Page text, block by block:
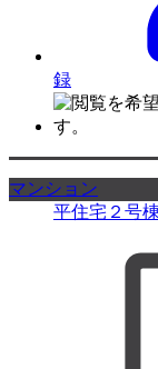
録
マンション
平住宅２号棟